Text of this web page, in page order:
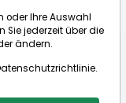
30.09.2016
oder Ihre Auswahl
Sie jederzeit über die
ändern.
.